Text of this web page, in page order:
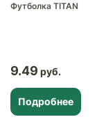
Футболка TITAN
9.49
Подробнее